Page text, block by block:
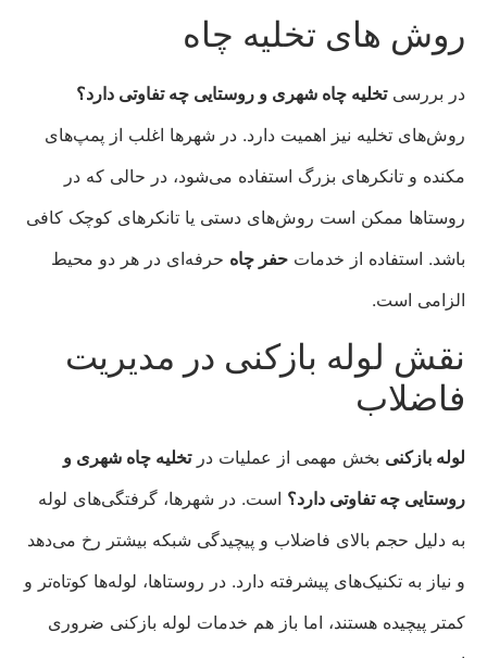
روش‌ های تخلیه چاه
در بررسیتخلیه چاه شهری و روستایی چه تفاوتی دارد؟
روش‌های تخلیه نیز اهمیت دارد. در شهرها اغلب از پمپ‌های
مکنده و تانکرهای بزرگ استفاده می‌شود، در حالی که در
روستاها ممکن است روش‌های دستی یا تانکرهای کوچک کافی
باشد. استفاده از خدمات حفر چاه حرفه‌ای در هر دو محیط
الزامی است.
نقش لوله بازکنی در مدیریت
فاضلاب
لوله بازکنی بخش مهمی از عملیات درتخلیه چاه شهری و
روستایی چه تفاوتی دارد؟ است. در شهرها، گرفتگی‌های لوله
به دلیل حجم بالای فاضلاب و پیچیدگی شبکه بیشتر رخ می‌دهد
و نیاز به تکنیک‌های پیشرفته دارد. در روستاها، لوله‌ها کوتاه‌تر و
کمتر پیچیده هستند، اما باز هم خدمات لوله بازکنی ضروری